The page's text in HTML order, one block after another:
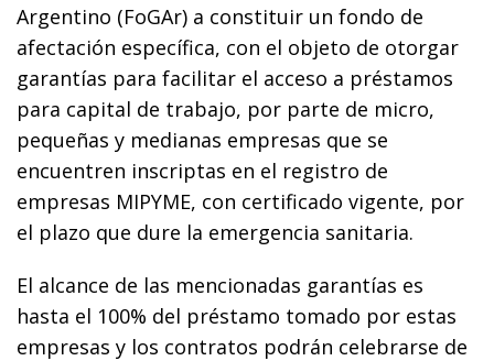
Argentino (FoGAr) a constituir un fondo de
afectación específica, con el objeto de otorgar
garantías para facilitar el acceso a préstamos
para capital de trabajo, por parte de micro,
pequeñas y medianas empresas que se
encuentren inscriptas en el registro de
empresas MIPYME, con certificado vigente, por
el plazo que dure la emergencia sanitaria.
El alcance de las mencionadas garantías es
hasta el 100% del préstamo tomado por estas
empresas y los contratos podrán celebrarse de